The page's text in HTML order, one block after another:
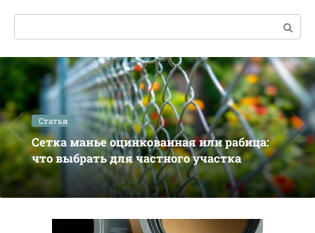
Поиск:
Статьи
Сетка манье оцинкованная или рабица:
что выбрать для частного участка